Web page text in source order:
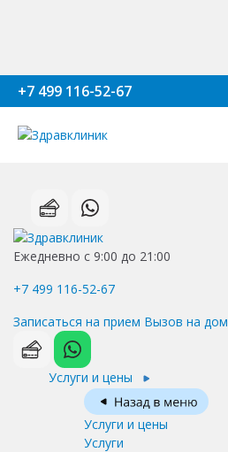
+7 499 116-52-67
Ежедневно с 9:00 до 21:00
+7 499 116-52-67
Записаться на прием Вызов на дом
Услуги и цены
Услуги и цены
Услуги